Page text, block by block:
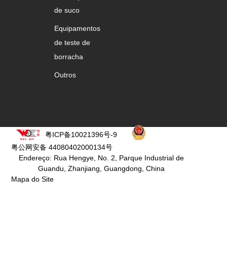
de suco
Equipamentos
de teste de
borracha
Outros
粤ICP备10021396号-9
粤公网安备 44080402000134号
Endereço: Rua Hengye, No. 2, Parque Industrial de
Guandu, Zhanjiang, Guangdong, China
Mapa do Site